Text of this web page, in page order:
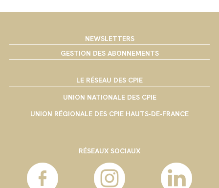
NEWSLETTERS
GESTION DES ABONNEMENTS
LE RÉSEAU DES CPIE
UNION NATIONALE DES CPIE
UNION RÉGIONALE DES CPIE HAUTS-DE-FRANCE
RÉSEAUX SOCIAUX